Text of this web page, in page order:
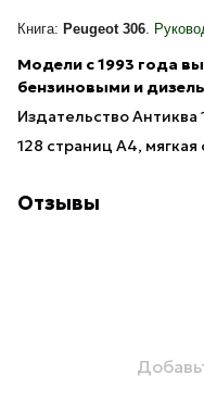
Книга: Peugeot 306
Модели с 1993 года
бензиновыми и
Издательство Антиква
128 страниц А4,
Отзывы